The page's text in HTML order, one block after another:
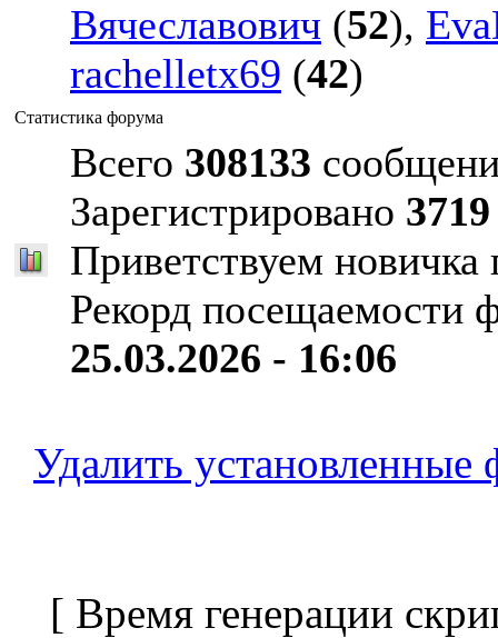
Вячеславович (52),
rachelletx69 (42)
Статистика форума
Всего 308133
Зарегистрировано 3719
Приветствуем
Рекорд посещаемости
25.03.2026 - 16:06
Удалить
[ Время генерации